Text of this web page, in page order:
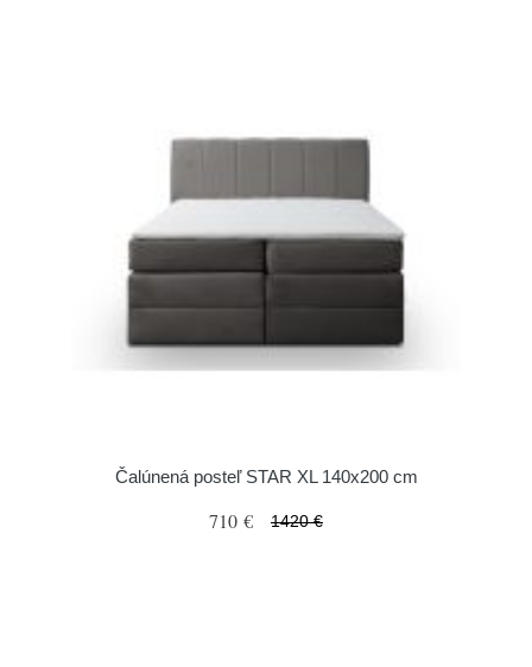
Čalúnená posteľ STAR XL 140x200 cm
710 € 1420 €